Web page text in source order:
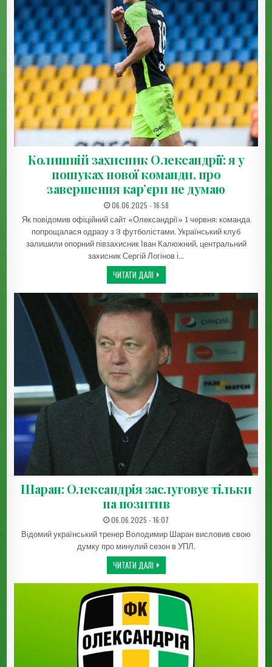
Колишній захисник Олександрії: я у
пошуках нової команди, про
завершення кар’єри не думаю
ДАТА ЗАПИСИ:
06.06.2025 - 16:58
Як повідомив офіційний сайт «Олександрії» 1 червня: команда
попрощалася одразу з 3 футболістами. Український клуб
залишили опорний півзахисник Іван Калюжний, центральний
захисник Сергій Логінов і…
ЧИТАТИ ДАЛІКОЛИШНІЙ ЗАХИСНИК ОЛЕКСАНДРІЇ:
Шаран: Олександрія заслуговує тільки
на позитив
ДАТА ЗАПИСИ:
06.06.2025 - 16:07
Відомий український тренер Володимир Шаран висловив свою
думку про минулий сезон в УПЛ.
ЧИТАТИ ДАЛІШАРАН: ОЛЕКСАНДРІЯ ЗАСЛУГОВУЄ